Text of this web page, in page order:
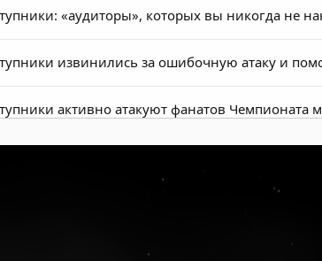
«аудиторы», которых вы никогда не
извинились за ошибочную атаку и
активно атакуют фанатов Чемпионата
атаковали крупного производителя игр